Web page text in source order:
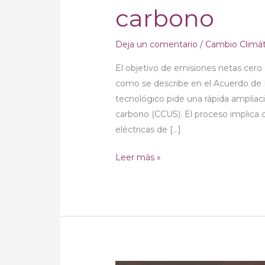
carbono
Deja un comentario / Cambio
El objetivo de emisiones netas
como se describe en el Acuerdo
tecnológico pide una rápida
carbono (CCUS). El proceso
eléctricas de […]
Leer más »